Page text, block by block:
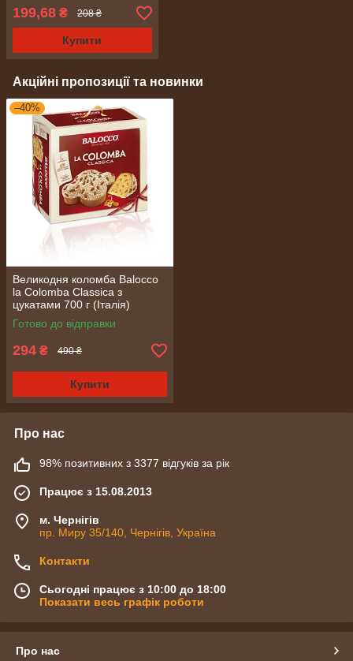
199,68 ₴ 208 ₴
Купити
Акційні пропозиції та новинки
–40%
Великодня коломба Balocco
la Colomba Classica з
цукатами 700 г (Італія)
Готово до відправки
294 ₴ 490 ₴
Купити
Про нас
98% позитивних з 3377 відгуків за рік
Працює з 15.08.2013
м. Чернігів
пр. Миру 35/140, Чернігів, Україна
Контакти
Сьогодні працює з 10:00 до 18:00
Показати весь графік роботи
Про нас